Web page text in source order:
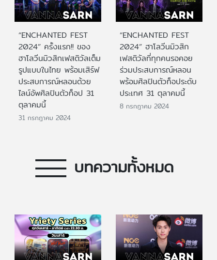
“ENCHANTED FEST
2024” ครั้งแรก!! ของ
ฮาโลวีนมิวสิกเฟสติวัลเต็ม
รูปแบบในไทย พร้อมเสิร์ฟ
ประสบการณ์หลอนด้วย
ไลน์อัพศิลปินตัวท็อป 31
ตุลาคมนี้
31 กรกฎาคม 2024
“ENCHANTED FEST
2024” ฮาโลวีนมิวสิก
เฟสติวัลที่ทุกคนรอคอย
ร่วมประสบการณ์หลอน
พร้อมศิลปินตัวท็อประดับ
ประเทศ 31 ตุลาคมนี้
8 กรกฎาคม 2024
บทความทั้งหมด